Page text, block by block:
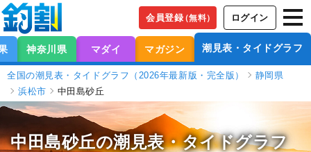
会員登録（無料） ログイン
神奈川県 マダイ マガジン 潮見表・タイドグラフ
全国の潮見表・タイドグラフ（2026年最新版・完全版）
静岡県
浜松市
中田島砂丘
中田島砂丘の潮見表・タイドグラフ